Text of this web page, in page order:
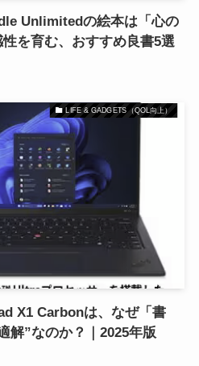
Unlimitedの絵本は「心の
を育む、おすすめ良書5選
LIFE & GADGETS（QOL向上）
X1 Carbonは、なぜ「書
解”なのか？｜2025年版